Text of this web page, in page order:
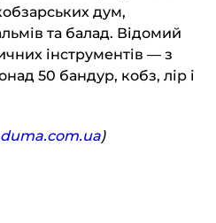
дум,
та балад. Відомий
інструментів — з
50 бандур, кобз, лір і
duma.com.ua)